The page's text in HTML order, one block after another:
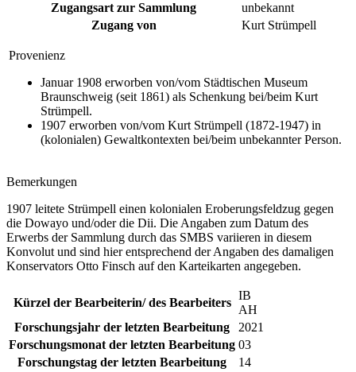
Zugangsart zur Sammlung
unbekannt
Zugang von
Kurt Strümpell
Provenienz
Januar 1908 erworben von/vom Städtischen Museum
Braunschweig (seit 1861) als Schenkung bei/beim Kurt
Strümpell.
1907 erworben von/vom Kurt Strümpell (1872-1947) in
(kolonialen) Gewaltkontexten bei/beim unbekannter Person.
Bemerkungen
1907 leitete Strümpell einen kolonialen Eroberungsfeldzug gegen
die Dowayo und/oder die Dii. Die Angaben zum Datum des
Erwerbs der Sammlung durch das SMBS variieren in diesem
Konvolut und sind hier entsprechend der Angaben des damaligen
Konservators Otto Finsch auf den Karteikarten angegeben.
Kürzel der Bearbeiterin/ des Bearbeiters
IB
AH
Forschungsjahr der letzten Bearbeitung
2021
Forschungsmonat der letzten Bearbeitung 03
Forschungstag der letzten Bearbeitung
14